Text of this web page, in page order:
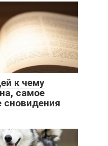
к чему
самое
сновидения